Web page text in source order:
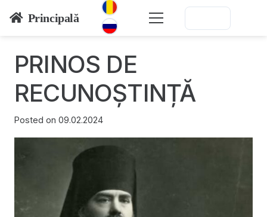
Principală
PRINOS DE
RECUNOȘTINȚĂ
Posted on 09.02.2024